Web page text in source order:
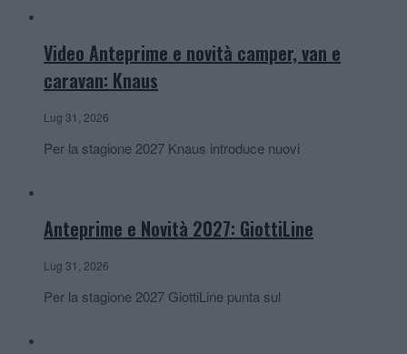
Video Anteprime e novità camper, van e
caravan: Knaus
Lug 31, 2026
Per la stagione 2027 Knaus introduce nuovi
Anteprime e Novità 2027: GiottiLine
Lug 31, 2026
Per la stagione 2027 GiottiLine punta sul